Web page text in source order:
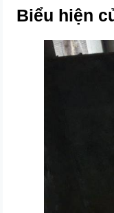
Biểu hiện